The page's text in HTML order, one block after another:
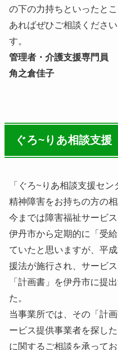
の下の力持ちといったと
あればぜひご相談くださ
す。
管理者・介護支援専門員
角之倉佳子
ぐろ~りあ相談支援
「ぐろ~りあ相談支援セ
精神障害をお持ちの方の相
今までは障害福祉サービ
伊丹市から定期的に「受
ていたと思いますが、平
援法が施行され、サービ
「計画書」を伊丹市に提
た。
当事業所では、その「計
ービス提供事業者を探し
に関するご相談を承って